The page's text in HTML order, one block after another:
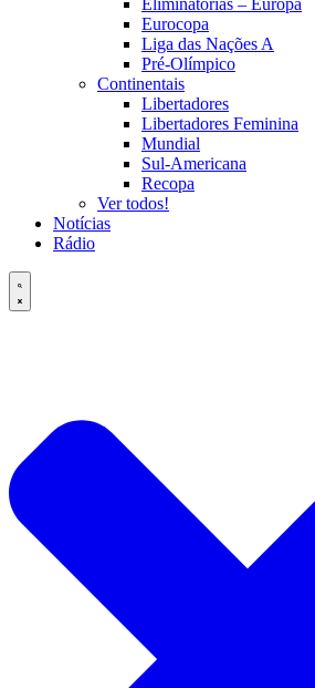
Eurocopa
Liga das Nações A
Pré-Olímpico
Continentais
Libertadores
Libertadores Feminina
Mundial
Sul-Americana
Recopa
Ver todos!
Notícias
Rádio